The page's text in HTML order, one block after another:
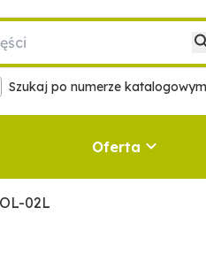
Szukaj po numerze katalogowym
Oferta
02L